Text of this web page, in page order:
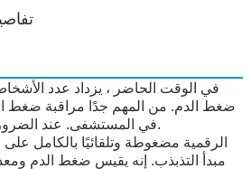
في الوقت الحاضر ، يزداد عدد
ضغط الدم. من المهم جدًا مراقبة ضغط
في المستشفى. عند الضرورة ، يجب أن تتناول الدواء.
مبدأ التذبذب. إنه يقيس ضغط الدم